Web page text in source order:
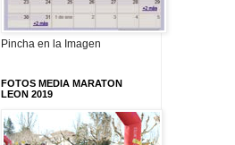
Pincha en la Imagen
FOTOS MEDIA MARATON
LEON 2019